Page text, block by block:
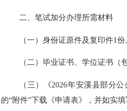
二、笔试加分办理所需材料
（一）身份证原件及复印件1份
（二）毕业证书、学位证书
（三）《2026年安溪县部分
的“附件”下载《申请表》，并如实